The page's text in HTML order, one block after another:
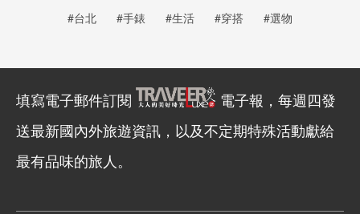
#台北 #手錶 #生活 #穿搭 #選物
填寫電子郵件訂閱
電子報，每週四發
送最新國內外旅遊資訊，以及不定期特殊活動獻給
最有品味的旅人。